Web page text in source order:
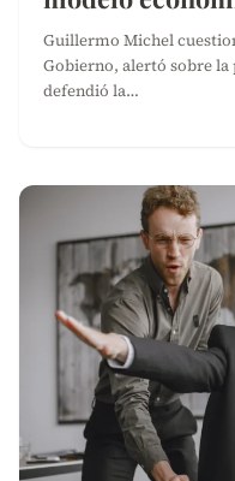
Guillermo Michel
Gobierno, alertó sobre
defendió la…